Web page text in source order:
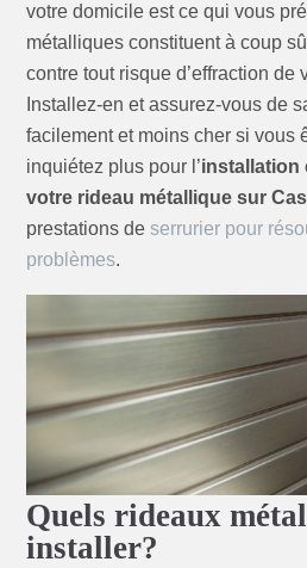
votre domicile est ce qui vous
métalliques constituent à coup
contre tout risque d’effraction de
Installez-en et assurez-vous de
facilement et moins cher si vous
inquiétez plus pour l’installation
votre rideau métallique sur
prestations deserrurier pour
problèmes.
Quels rideaux
installer?